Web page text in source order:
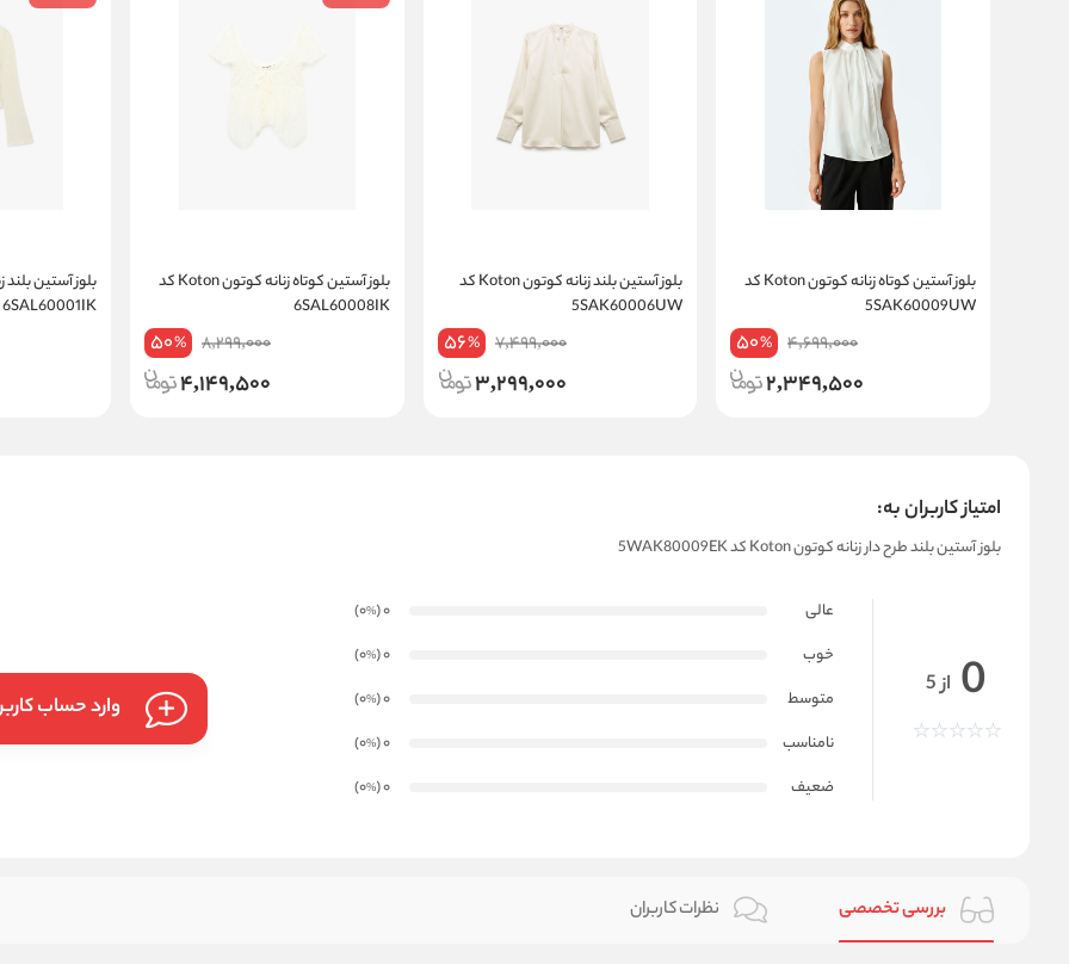
بلوز آستین کوتاه زنانه کوتون Koton کد
5SAK60009UW
4,699,000
50%
2,349,500
بلوز آستین بلند زنانه کوتون Koton کد
5SAK60006UW
7,499,000
56%
3,299,000
بلوز آستین کوتاه زنانه کوتون Koton کد
6SAL60008IK
8,299,000
50%
4,149,500
6SAL60001IK
امتیاز کاربران به:
بلوز آستین بلند طرح دار زنانه کوتون Koton کد 5WAK80009EK
0 از 5
عالی 0
(0
%
)
خوب
0
(0
%
)
متوسط
0
(0
%
)
نامناسب
0
(0
%
)
ضعیف
0
(0
%
)
وارد حساب
بررسی تخصصی نظرات کاربران